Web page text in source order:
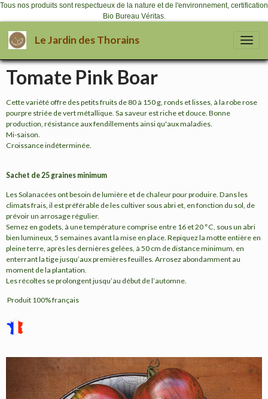
Tous nos produits sont respectueux de la nature et de l'environnement, certification
Bio Bureau Véritas.
Le Jardin des Thorains
Tomate Pink Boar
Cette variété offre des petits fruits de 80 à 150 g, ronds et lisses, à la robe rose
pourpre striée de vert métallique. Sa saveur est riche et douce. Bonne
production, résistance aux fendillements ainsi qu'aux maladies.
Mi-saison.
Croissance indéterminée.
Sachet de 25 graines minimum
Les Solanacées ont besoin de lumière et de chaleur pour produire. Dans les
climats frais, il est préférable de les cultiver sous abri et, en fonction du sol, de
prévoir un arrosage régulier.
Semez en godets, à une température comprise entre 16 et 20 °C, sous un abri
bien lumineux, 5 semaines avant la mise en place. Repiquez la motte entière en
pleine terre, après les dernières gelées, à 50 cm de distance minimum, en
enterrant la tige jusqu’aux premières feuilles. Arrosez abondamment au
moment de la plantation.
Les récoltes se prolongent jusqu’au début de l’automne.
Produit 100% français